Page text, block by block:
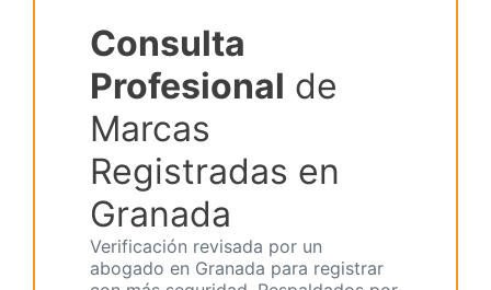
Consulta
Profesional de
Marcas
Registradas en
Granada
Verificación revisada por un
abogado en Granada para registrar